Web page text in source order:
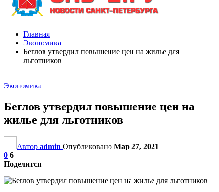
Главная
Экономика
Беглов утвердил повышение цен на жилье для
льготников
Экономика
Беглов утвердил повышение цен на
жилье для льготников
Автор admin Опубликовано Мар 27, 2021
0 6
Поделится